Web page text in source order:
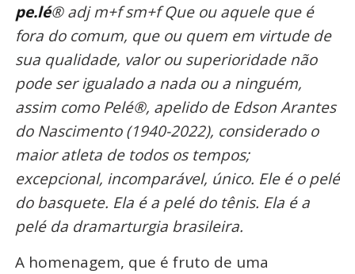
pe.lé® adj m+f sm+f Que ou aquele que é
fora do comum, que ou quem em virtude de
sua qualidade, valor ou superioridade não
pode ser igualado a nada ou a ninguém,
assim como Pelé®, apelido de Edson Arantes
do Nascimento (1940-2022), considerado o
maior atleta de todos os tempos;
excepcional, incomparável, único. Ele é o pelé
do basquete. Ela é a pelé do tênis. Ela é a
pelé da dramarturgia brasileira.
A homenagem, que é fruto de uma